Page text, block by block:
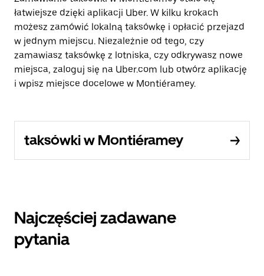
łatwiejsze dzięki aplikacji Uber. W kilku krokach
możesz zamówić lokalną taksówkę i opłacić przejazd
w jednym miejscu. Niezależnie od tego, czy
zamawiasz taksówkę z lotniska, czy odkrywasz nowe
miejsca, zaloguj się na Uber.com lub otwórz aplikację
i wpisz miejsce docelowe w Montiéramey.
taksówki w Montiéramey
Najczęściej zadawane
pytania